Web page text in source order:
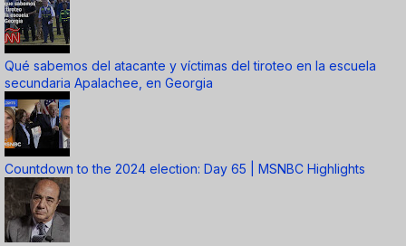
Qué sabemos del atacante y víctimas del tiroteo en la escuela
secundaria Apalachee, en Georgia
Countdown to the 2024 election: Day 65 | MSNBC Highlights